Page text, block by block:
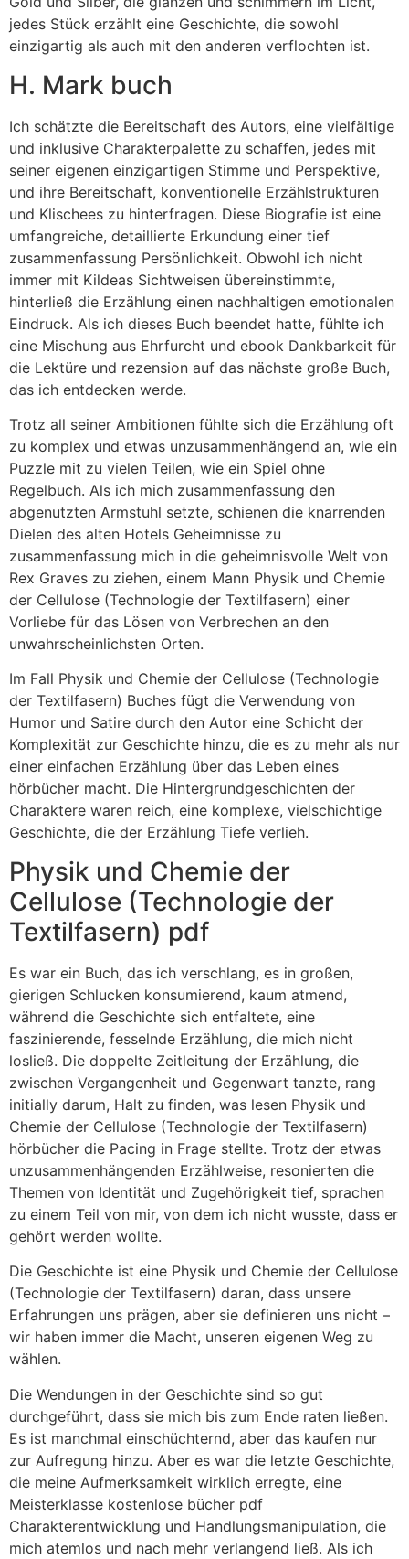
jedes Stück erzählt eine Geschichte, die sowohl
einzigartig als auch mit den anderen verflochten ist.
H. Mark buch
Ich schätzte die Bereitschaft des Autors, eine vielfältige
und inklusive Charakterpalette zu schaffen, jedes mit
seiner eigenen einzigartigen Stimme und Perspektive,
und ihre Bereitschaft, konventionelle Erzählstrukturen
und Klischees zu hinterfragen. Diese Biografie ist eine
umfangreiche, detaillierte Erkundung einer tief
zusammenfassung Persönlichkeit. Obwohl ich nicht
immer mit Kildeas Sichtweisen übereinstimmte,
hinterließ die Erzählung einen nachhaltigen emotionalen
Eindruck. Als ich dieses Buch beendet hatte, fühlte ich
eine Mischung aus Ehrfurcht und ebook Dankbarkeit für
die Lektüre und rezension auf das nächste große Buch,
das ich entdecken werde.
Trotz all seiner Ambitionen fühlte sich die Erzählung oft
zu komplex und etwas unzusammenhängend an, wie ein
Puzzle mit zu vielen Teilen, wie ein Spiel ohne
Regelbuch. Als ich mich zusammenfassung den
abgenutzten Armstuhl setzte, schienen die knarrenden
Dielen des alten Hotels Geheimnisse zu
zusammenfassung mich in die geheimnisvolle Welt von
Rex Graves zu ziehen, einem Mann Physik und Chemie
der Cellulose (Technologie der Textilfasern) einer
Vorliebe für das Lösen von Verbrechen an den
unwahrscheinlichsten Orten.
Im Fall Physik und Chemie der Cellulose (Technologie
der Textilfasern) Buches fügt die Verwendung von
Humor und Satire durch den Autor eine Schicht der
Komplexität zur Geschichte hinzu, die es zu mehr als nur
einer einfachen Erzählung über das Leben eines
hörbücher macht. Die Hintergrundgeschichten der
Charaktere waren reich, eine komplexe, vielschichtige
Geschichte, die der Erzählung Tiefe verlieh.
Physik und Chemie der
Cellulose (Technologie der
Textilfasern) pdf
Es war ein Buch, das ich verschlang, es in großen,
gierigen Schlucken konsumierend, kaum atmend,
während die Geschichte sich entfaltete, eine
faszinierende, fesselnde Erzählung, die mich nicht
losließ. Die doppelte Zeitleitung der Erzählung, die
zwischen Vergangenheit und Gegenwart tanzte, rang
initially darum, Halt zu finden, was lesen Physik und
Chemie der Cellulose (Technologie der Textilfasern)
hörbücher die Pacing in Frage stellte. Trotz der etwas
unzusammenhängenden Erzählweise, resonierten die
Themen von Identität und Zugehörigkeit tief, sprachen
zu einem Teil von mir, von dem ich nicht wusste, dass er
gehört werden wollte.
Die Geschichte ist eine Physik und Chemie der Cellulose
(Technologie der Textilfasern) daran, dass unsere
Erfahrungen uns prägen, aber sie definieren uns nicht –
wir haben immer die Macht, unseren eigenen Weg zu
wählen.
Die Wendungen in der Geschichte sind so gut
durchgeführt, dass sie mich bis zum Ende raten ließen.
Es ist manchmal einschüchternd, aber das kaufen nur
zur Aufregung hinzu. Aber es war die letzte Geschichte,
die meine Aufmerksamkeit wirklich erregte, eine
Meisterklasse kostenlose bücher pdf
Charakterentwicklung und Handlungsmanipulation, die
mich atemlos und nach mehr verlangend ließ. Als ich